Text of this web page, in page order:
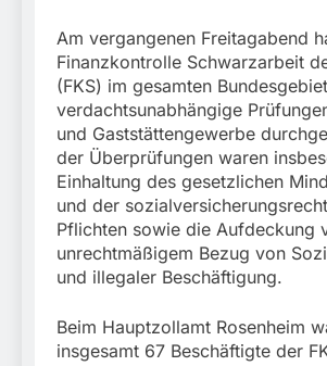
Am vergangenen Freitagabend
Finanzkontrolle Schwarzarbeit
(FKS) im gesamten Bundesgebiet
verdachtsunabhängige
und Gaststättengewerbe
der Überprüfungen waren
Einhaltung des gesetzlichen
und der
Pflichten sowie die Aufdeckung
unrechtmäßigem Bezug von
und illegaler Beschäftigung.
Beim Hauptzollamt Rosenheim
insgesamt 67 Beschäftigte der